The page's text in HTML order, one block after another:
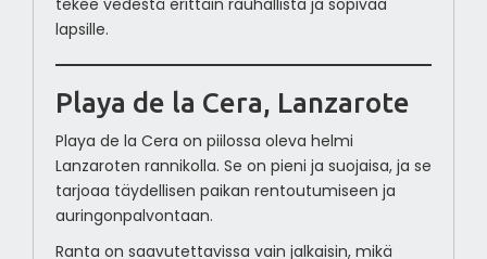
tekee vedestä erittäin rauhallista ja sopivaa
lapsille.
Playa de la Cera, Lanzarote
Playa de la Cera on piilossa oleva helmi
Lanzaroten rannikolla. Se on pieni ja suojaisa, ja se
tarjoaa täydellisen paikan rentoutumiseen ja
auringonpalvontaan.
Ranta on saavutettavissa vain jalkaisin, mikä